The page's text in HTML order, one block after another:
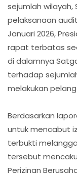
sejumlah
pelaksanaan
Januari 2026,
rapat terbatas
di dalamnya
terhadap
melakukan
Berdasarkan
untuk mencabut
terbukti
tersebut
Perizinan